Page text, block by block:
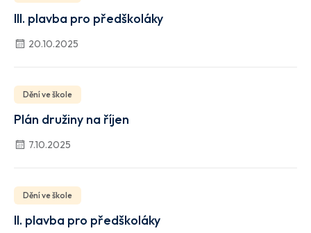
III. plavba pro předškoláky
20.10.2025
Dění ve škole
Plán družiny na říjen
7.10.2025
Dění ve škole
II. plavba pro předškoláky